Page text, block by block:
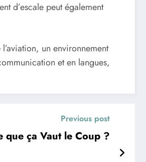
d’escale peut également
un environnement
et en langues,
Previous post
que ça Vaut le Coup ?